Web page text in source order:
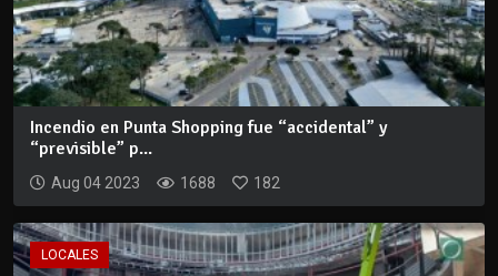
Incendio en Punta Shopping fue “accidental” y
“previsible” p...
Aug 04 2023 1688 182
LOCALES